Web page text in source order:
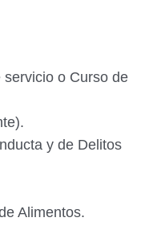
servicio o Curso de
y de Delitos
Alimentos.